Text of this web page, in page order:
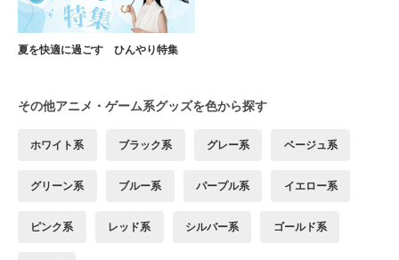
夏を快適に過ごす ひんやり特集
その他アニメ・ゲーム系グッズを色から探す
ホワイト系 ブラック系 グレー系 ベージュ系
グリーン系 ブルー系 パープル系 イエロー系
ピンク系 レッド系 シルバー系 ゴールド系